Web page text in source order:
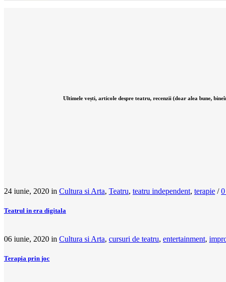
Ultimele vești, articole despre teatru, recenzii (doar alea bune,
24 iunie, 2020 in Cultura si Arta, Teatru, teatru independent, terapie /
Teatrul in era digitala
06 iunie, 2020 in Cultura si Arta, cursuri de teatru, entertainment,
Terapia prin joc